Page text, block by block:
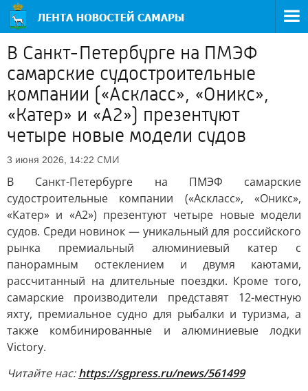
В Санкт-Петербурге на ПМЭФ
самарские судостроительные
компании («Аскласс», «Оникс»,
«Катер» и «А2») презентуют
четыре новые модели судов
3 июня 2026, 14:22 СМИ
В Санкт-Петербурге на ПМЭФ самарские
судостроительные компании («Аскласс», «Оникс»,
«Катер» и «А2») презентуют четыре новые модели
судов. Среди новинок — уникальный для российского
рынка премиальный алюминиевый катер с
панорамным остеклением и двумя каютами,
рассчитанный на длительные поездки. Кроме того,
самарские производители представят 12-местную
яхту, премиальное судно для рыбалки и туризма, а
также комбинированные и алюминиевые лодки
Victory.
Читайте нас:https://sgpress.ru/news/561499